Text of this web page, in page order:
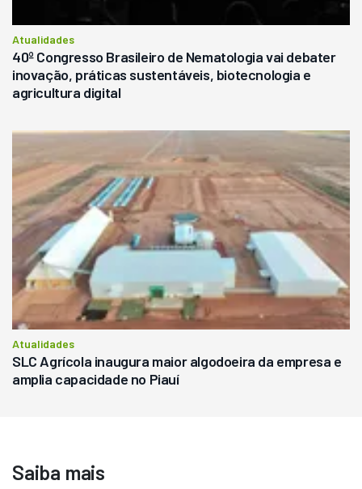
Atualidades
40º Congresso Brasileiro de Nematologia vai debater
inovação, práticas sustentáveis, biotecnologia e
agricultura digital
Atualidades
SLC Agrícola inaugura maior algodoeira da empresa e
amplia capacidade no Piauí
Saiba mais